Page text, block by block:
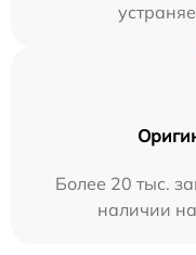
Более 20 тыс.
наличии